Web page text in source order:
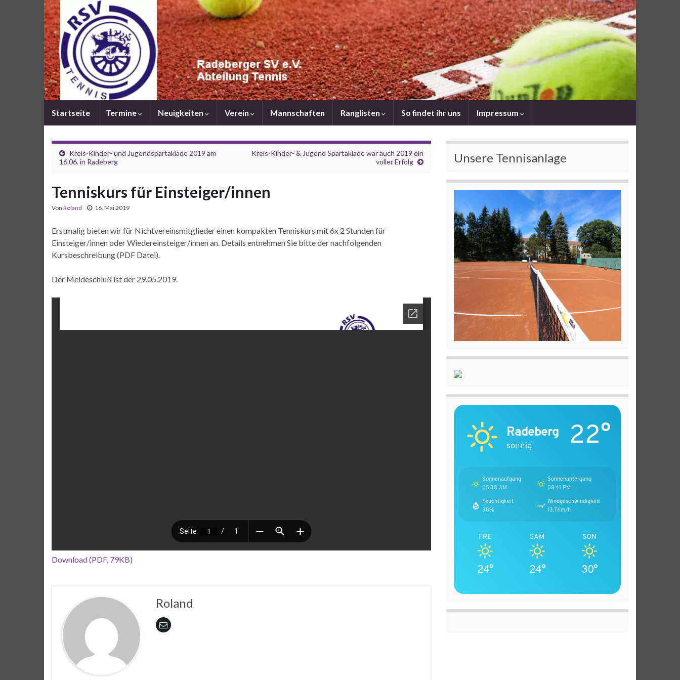
Startseite Termine Neuigkeiten Verein Mannschaften Ranglisten So findet ihr uns Impressum
Kreis-Kinder- und Jugendspartakiade 2019 am
16.06. in Radeberg
Kreis-Kinder- & Jugend Spartakiade war auch 2019 ein
voller Erfolg
Tenniskurs für Einsteiger/innen
Von Roland 16. Mai 2019
Erstmalig bieten wir für Nichtvereinsmitglieder einen kompakten Tenniskurs mit 6x 2 Stunden für
Einsteiger/innen oder Wiedereinsteiger/innen an. Details entnehmen Sie bitte der nachfolgenden
Kursbeschreibung (PDF Datei).
Der Meldeschluß ist der 29.05.2019.
Download (PDF, 79KB)
Roland
Unsere Tennisanlage
Radeberg
sonnig 22°
Sonnenaufgang
05:38 AM
Sonnenuntergang
08:41 PM
Feuchtigkeit
38%
Windgeschwindigkeit
13.7Km/h
FRE
24°
SAM
24°
SON
30°